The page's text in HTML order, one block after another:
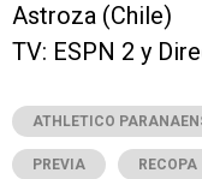
Astroza (Chile)
TV: ESPN 2 y
ATHLETICO
PREVIA RECOPA